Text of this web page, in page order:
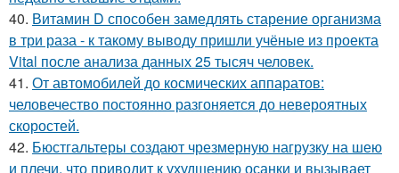
40. Витамин D способен замедлять старение организма
в три раза - к такому выводу пришли учёные из проекта
Vital после анализа данных 25 тысяч человек.
41. От автомобилей до космических аппаратов:
человечество постоянно разгоняется до невероятных
скоростей.
42. Бюстгальтеры создают чрезмерную нагрузку на шею
и плечи, что приводит к ухудшению осанки и вызывает